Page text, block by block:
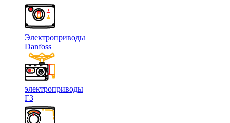
Электроприводы
Danfoss
электроприводы
ГЗ